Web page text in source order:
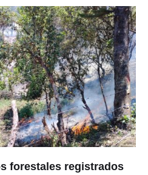
forestales registrados